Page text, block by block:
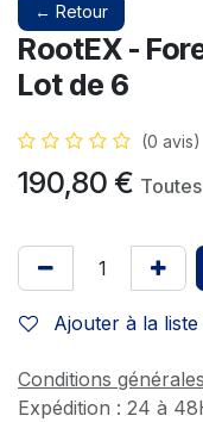
← Retour
RootEX -
Lot de 6
(0 avis)
190,80 €
Ajouter à la
Conditions générales
Expédition : 24 à